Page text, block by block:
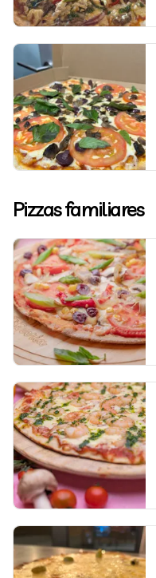
Pizzas familiares